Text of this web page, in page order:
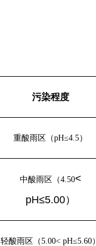
污染程度
重酸雨区（pH≤4.5）
中酸雨区（4.50<
pH≤5.00）
轻酸雨区（5.00< pH≤5.60